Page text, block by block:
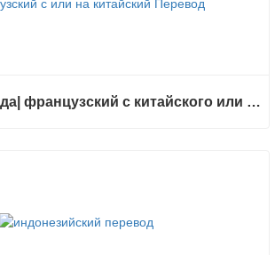
Услуги перевода| французский с китайского или на китайский